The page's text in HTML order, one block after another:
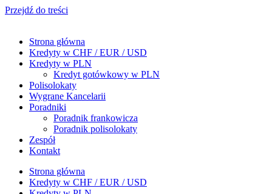
Przejdź do treści
Strona główna
Kredyty w CHF / EUR / USD
Kredyty w PLN
Kredyt gotówkowy w PLN
Polisolokaty
Wygrane Kancelarii
Poradniki
Poradnik frankowicza
Poradnik polisolokaty
Zespół
Kontakt
Strona główna
Kredyty w CHF / EUR / USD